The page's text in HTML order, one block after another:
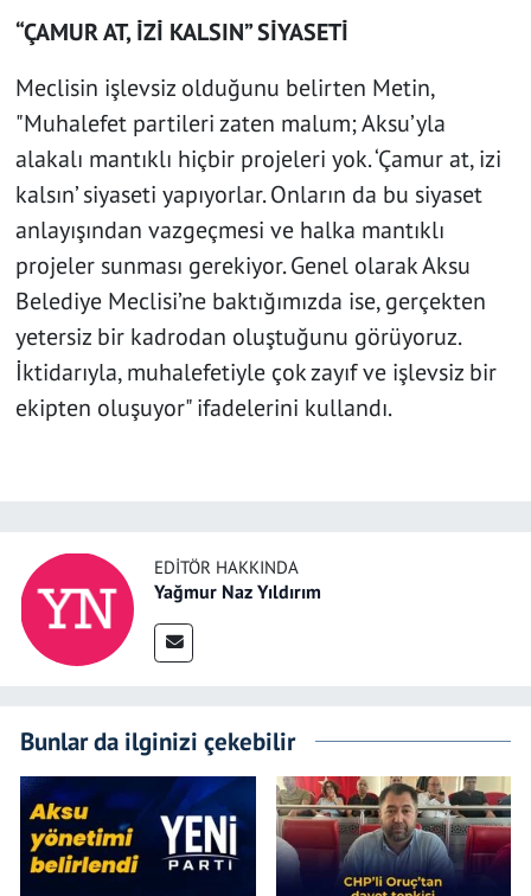
“ÇAMUR AT, İZİ KALSIN” SİYASETİ
Meclisin işlevsiz olduğunu belirten Metin,
"Muhalefet partileri zaten malum; Aksu’yla
alakalı mantıklı hiçbir projeleri yok. ‘Çamur at, izi
kalsın’ siyaseti yapıyorlar. Onların da bu siyaset
anlayışından vazgeçmesi ve halka mantıklı
projeler sunması gerekiyor. Genel olarak Aksu
Belediye Meclisi’ne baktığımızda ise, gerçekten
yetersiz bir kadrodan oluştuğunu görüyoruz.
İktidarıyla, muhalefetiyle çok zayıf ve işlevsiz bir
ekipten oluşuyor" ifadelerini kullandı.
EDITÖR HAKKINDA
Yağmur Naz Yıldırım
Bunlar da ilginizi çekebilir